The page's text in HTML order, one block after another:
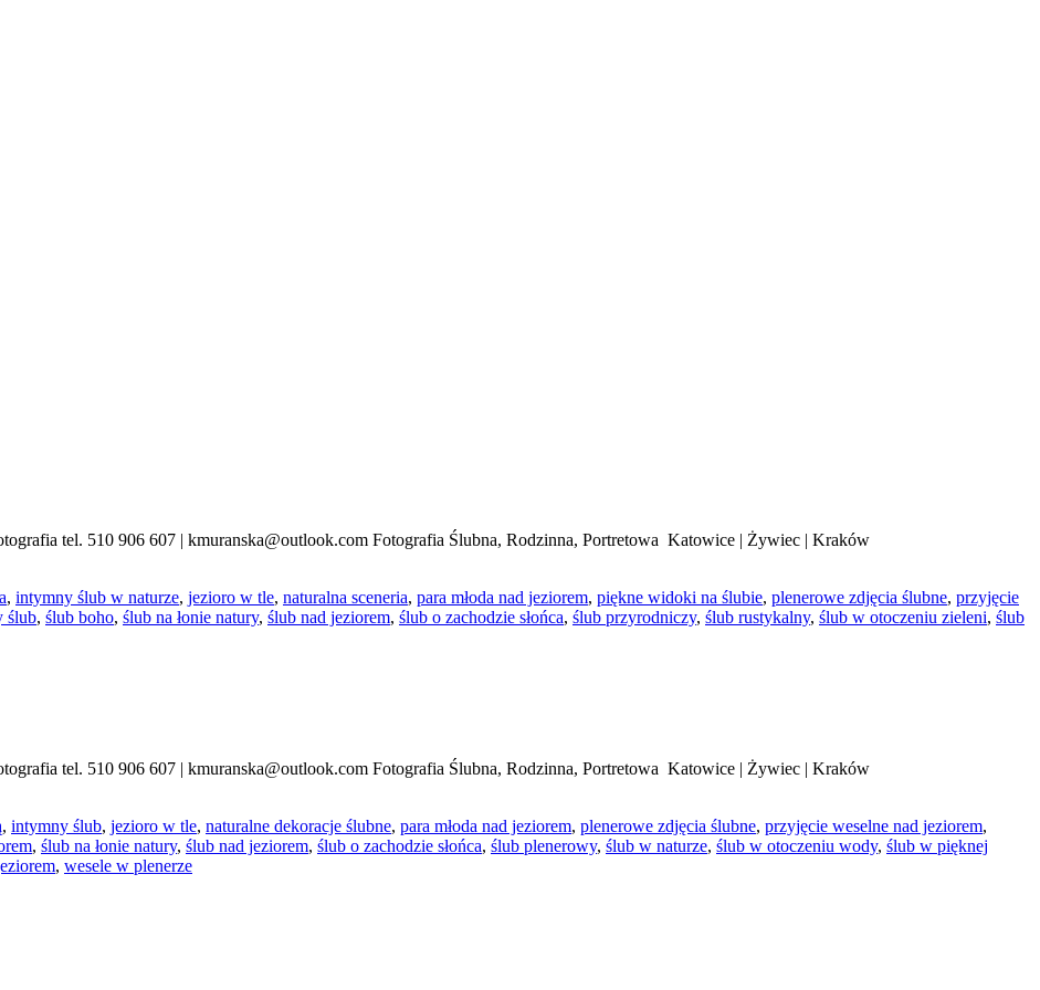
tel. 510 906 607 | kmuranska@outlook.com Fotografia Ślubna, Rodzinna, Portretowa Katowice | Żywiec | Kraków
, intymny ślub w naturze, jezioro w tle, naturalna sceneria, para młoda nad jeziorem, piękne widoki na ślubie, plenerowe zdjęcia ślubne, przyjęcie
ślub, ślub boho, ślub na łonie natury, ślub nad jeziorem, ślub o zachodzie słońca, ślub przyrodniczy, ślub rustykalny, ślub w otoczeniu zieleni, ślub
tel. 510 906 607 | kmuranska@outlook.com Fotografia Ślubna, Rodzinna, Portretowa Katowice | Żywiec | Kraków
, intymny ślub, jezioro w tle, naturalne dekoracje ślubne, para młoda nad jeziorem, plenerowe zdjęcia ślubne, przyjęcie weselne nad jeziorem,
, ślub na łonie natury, ślub nad jeziorem, ślub o zachodzie słońca, ślub plenerowy, ślub w naturze, ślub w otoczeniu wody, ślub w pięknej
, wesele w plenerze